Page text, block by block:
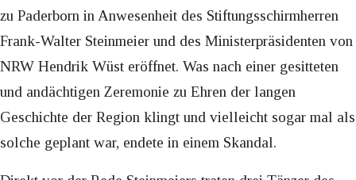
zu Paderborn in Anwesenheit des Stiftungsschirmherren
Frank-Walter Steinmeier und des Ministerpräsidenten von
NRW Hendrik Wüst eröffnet. Was nach einer gesitteten
und andächtigen Zeremonie zu Ehren der langen
Geschichte der Region klingt und vielleicht sogar mal als
solche geplant war, endete in einem Skandal.